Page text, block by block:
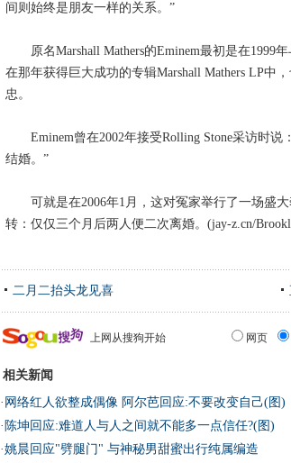
间则始终是朋友一样的关系。”
原名Marshall Mathers的Eminem最初是在1999
在那年获得巨大成功的专辑Marshall Mathers LP中
忠。
Eminem曾在2002年接受Rolling Stone采访时说
结婚。”
可就是在2006年1月，这对冤家举行了一场盛大
转：仅仅三个月后两人便二次离婚。(jay-z.cn/
二月二抬头龙见喜
上网从搜狗开始 网页
相关新闻
· 网络红人欲整成偶像 阿尔芭回应:不要改变自己(图)
· 陈坤回应:难道人与人之间就不能多一点信任?(图)
·姚晨回应"劈腿门" 与神秘男甜蜜出行纯属编造